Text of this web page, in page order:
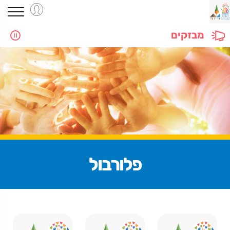
מבזקים
פלורבול